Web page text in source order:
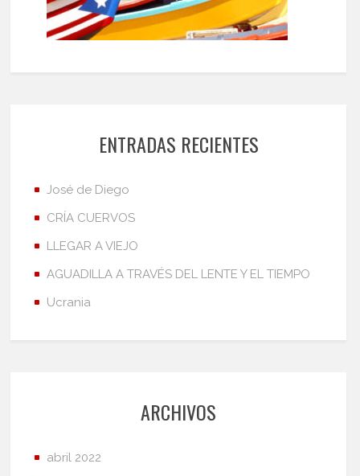
ENTRADAS RECIENTES
José de Diego
CRÍA CUERVOS
LLEGAR A VIEJO
AGUADILLA A TRAVÉS DEL LENTE Y EL TIEMPO
Ucrania
ARCHIVOS
abril 2022